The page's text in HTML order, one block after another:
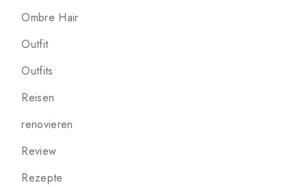
Ombre Hair
Outfit
Outfits
Reisen
renovieren
Review
Rezepte